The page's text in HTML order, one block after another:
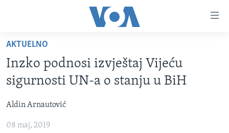
glavni
sadržaj
Pređi
na
glavnu
Idi
TV PROGRAM
FOTOGRAFIJE DANA
VIJESTI
SJEDINJENE AMERIČKE DRŽAVE
NAUKA I TEHNOLOGIJA
AKTUELNO
Inzko podnosi izvještaj Vijeću
sigurnosti UN-a o stanju u BiH
Aldin Arnautović
08 maj, 2019